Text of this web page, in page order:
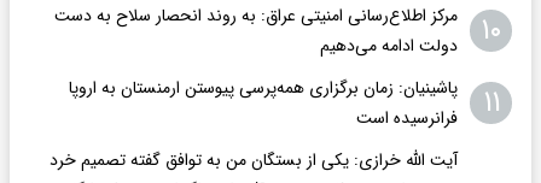
۱۰
مرکز اطلاع‌رسانی امنیتی عراق: به روند انحصار سلاح به دست
دولت ادامه می‌دهیم
۱۱
پاشینیان: زمان برگزاری همه‌پرسی پیوستن ارمنستان به اروپا
فرانرسیده است
آیت الله خرازی: یکی از بستگان من به توافق گفته تصمیم خرد